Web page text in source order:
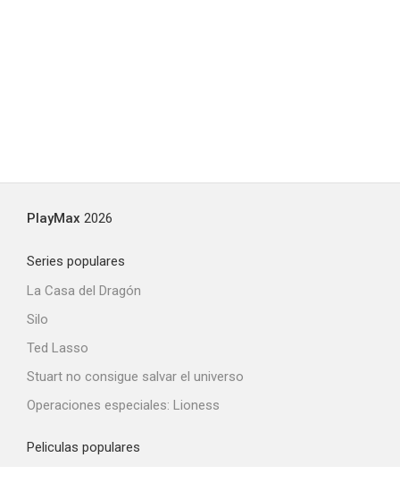
PlayMax 2026
Series populares
La Casa del Dragón
Silo
Ted Lasso
Stuart no consigue salvar el universo
Operaciones especiales: Lioness
Peliculas populares